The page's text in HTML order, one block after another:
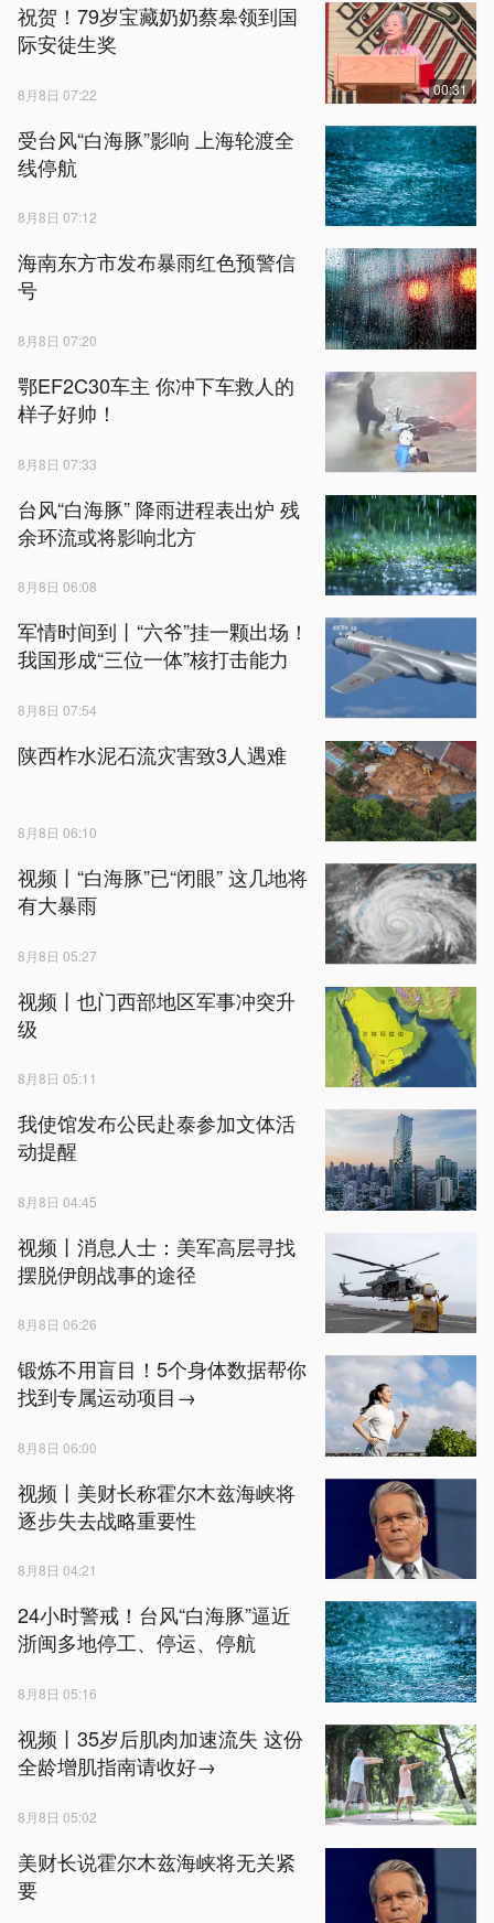
祝贺！79岁宝藏奶奶蔡皋领到国
际安徒生奖
8月8日 07:22 00:31
受台风“白海豚”影响 上海轮渡全
线停航
8月8日 07:12
海南东方市发布暴雨红色预警信
号
8月8日 07:20
鄂EF2C30车主 你冲下车救人的
样子好帅！
8月8日 07:33
台风“白海豚” 降雨进程表出炉 残
余环流或将影响北方
8月8日 06:08
军情时间到丨“六爷”挂一颗出场！
我国形成“三位一体”核打击能力
8月8日 07:54
陕西柞水泥石流灾害致3人遇难
8月8日 06:10
视频丨“白海豚”已“闭眼” 这几地将
有大暴雨
8月8日 05:27
视频丨也门西部地区军事冲突升
级
8月8日 05:11
我使馆发布公民赴泰参加文体活
动提醒
8月8日 04:45
视频丨消息人士：美军高层寻找
摆脱伊朗战事的途径
8月8日 06:26
锻炼不用盲目！5个身体数据帮你
找到专属运动项目→
8月8日 06:00
视频丨美财长称霍尔木兹海峡将
逐步失去战略重要性
8月8日 04:21
24小时警戒！台风“白海豚”逼近
浙闽多地停工、停运、停航
8月8日 05:16
视频丨35岁后肌肉加速流失 这份
全龄增肌指南请收好→
8月8日 05:02
美财长说霍尔木兹海峡将无关紧
要